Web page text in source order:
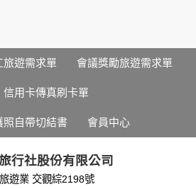
自行記錄相關行徑，包括您使用連線
、使用的瀏覽器、瀏覽及點選資料記
據或說明文字呈現，除供內部研究
計數據及說明文字，但不涉及特定個
法令之特別規定，本網站絕不會將您
或使用於蒐集目的以外之其他用途。
旅遊需求單 會議獎勵旅遊需求單
信用卡傳真刷卡單
照自帶切結書 會員中心
行社股份有限公司
遊業 交觀綜2198號